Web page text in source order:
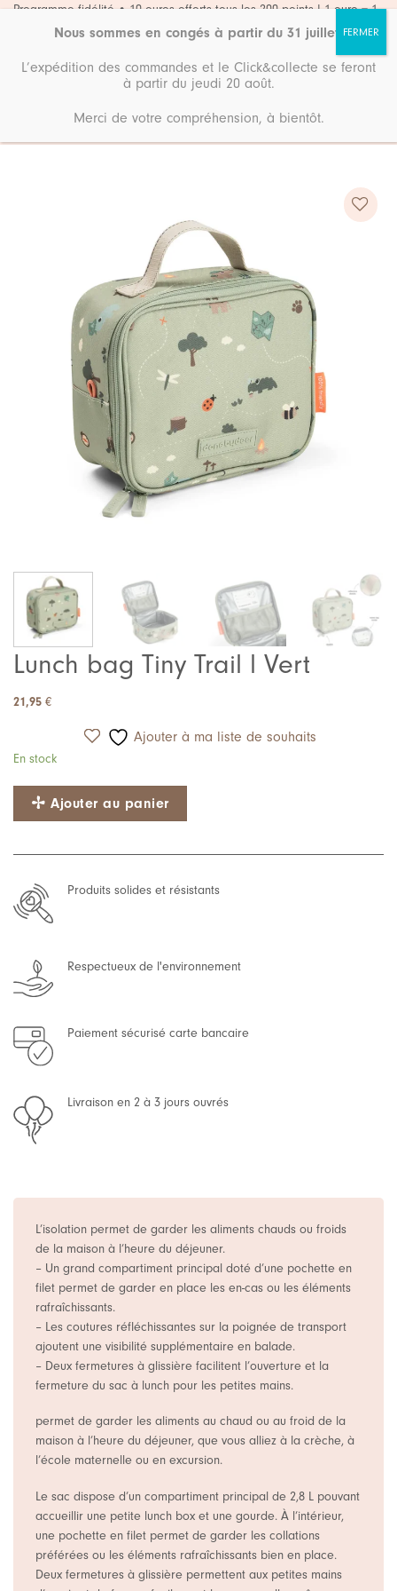
Passer
Programme fidélité • 10 euros offerts tous les 200 points ! 1 euro = 1
Accueil Boutique Nouveautés
Lunch bag Tiny Trail l Vert
21,95 €
Ajouter à ma liste de souhaits
En stock
Ajouter au panier
Produits solides et résistants
Respectueux de l'environnement
Paiement sécurisé carte bancaire
Livraison en 2 à 3 jours ouvrés
L’isolation permet de garder les aliments chauds ou froids
de la maison à l’heure du déjeuner.
– Un grand compartiment principal doté d’une pochette en
filet permet de garder en place les en-cas ou les éléments
rafraîchissants.
– Les coutures réfléchissantes sur la poignée de transport
ajoutent une visibilité supplémentaire en balade.
– Deux fermetures à glissière facilitent l’ouverture et la
fermeture du sac à lunch pour les petites mains.
permet de garder les aliments au chaud ou au froid de la
maison à l’heure du déjeuner, que vous alliez à la crèche, à
l’école maternelle ou en excursion.
Le sac dispose d’un compartiment principal de 2,8 L pouvant
accueillir une petite lunch box et une gourde. À l’intérieur,
une pochette en filet permet de garder les collations
préférées ou les éléments rafraîchissants bien en place.
Deux fermetures à glissière permettent aux petites mains
Nous sommes en congés à partir du 31 juillet
L’expédition des commandes et le Click&collecte se feront
à partir du jeudi 20 août.
Merci de votre compréhension, à bientôt.